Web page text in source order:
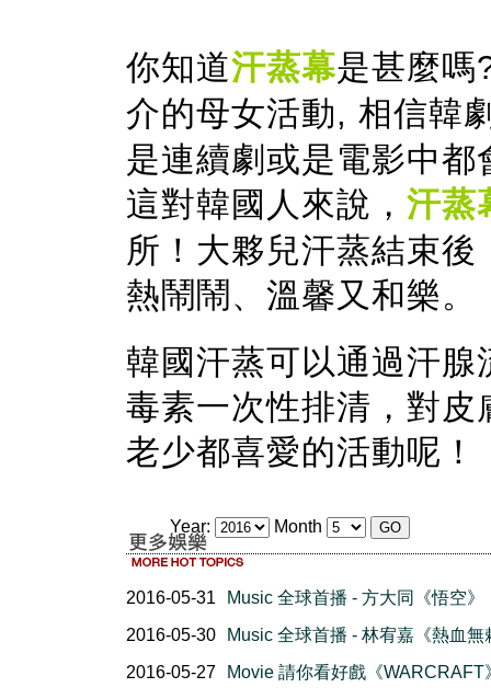
你知道汗蒸幕是甚麼嗎
介的母女活動, 相信韓
是連續劇或是電影中
這對韓國人來說， 汗蒸
所！大夥兒汗蒸結束
熱鬧鬧、溫馨又和樂。
韓國汗蒸可以通過汗
毒素一次性排清，對
老少都喜愛的活動呢！
Year: Month
2016-05-31
Music 全球首播 - 方大同《悟空》
2016-05-30
Music 全球首播 - 林宥嘉《熱血無
2016-05-27
Movie 請你看好戲《WARCRAFT